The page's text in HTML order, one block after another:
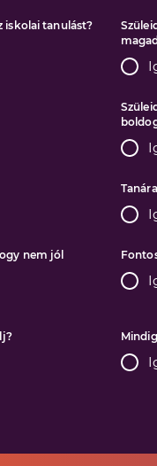
iskolai tanulást?
nem jól